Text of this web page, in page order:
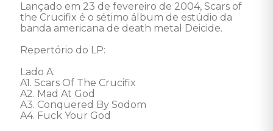
Lançado em 23 de fevereiro de 2004, Scars of
the Crucifix é o sétimo álbum de estúdio da
banda americana de death metal Deicide.
Repertório do LP:
Lado A:
A1. Scars Of The Crucifix
A2. Mad At God
A3. Conquered By Sodom
A4. Fuck Your God